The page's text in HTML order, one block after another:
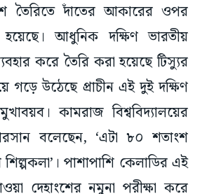
তৈরিতে দাঁতের আকারের ওপর
আধুনিক দক্ষিণ ভারতীয়
করে তৈরি করা হয়েছে টিস্যুর
গড়ে উঠেছে প্রাচীন এই দুই দক্ষিণ
কামরাজ বিশ্ববিদ্যালয়ের
বলেছেন, ‘এটা ৮০ শতাংশ
পাশাপাশি কেলাডির এই
দেহাংশের নমুনা পরীক্ষা করে